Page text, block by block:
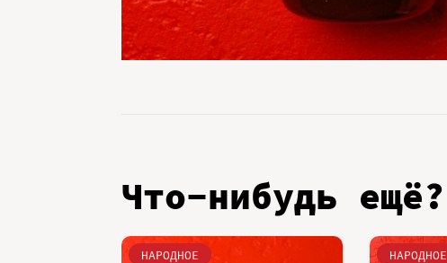
Что-нибудь ещё?
НАРОДНОЕ НАРОДНОЕ